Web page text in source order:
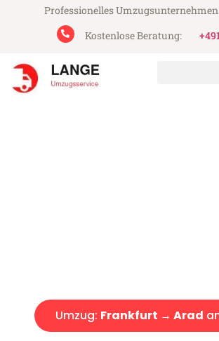
Professionelles
Kostenlose Beratung:
Umzug: Frankfurt → Arad